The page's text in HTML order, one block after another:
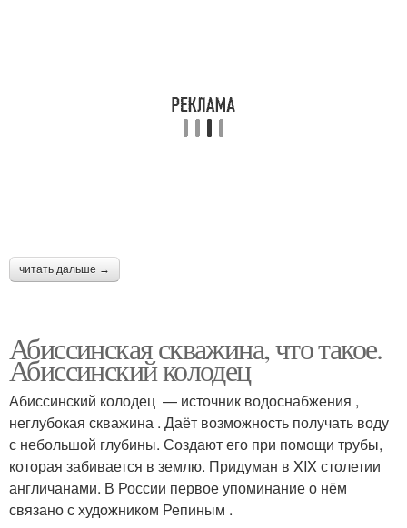
читать дальше →
Абиссинская скважина, что такое.
Абиссинский колодец
Абиссинский колодец — источник водоснабжения ,
неглубокая скважина . Даёт возможность получать воду
с небольшой глубины. Создают его при помощи трубы,
которая забивается в землю. Придуман в XIX столетии
англичанами. В России первое упоминание о нём
связано с художником Репиным .